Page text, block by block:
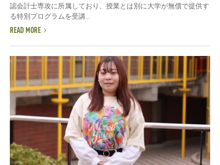
認会計士専攻に所属しており、授業とは別に大学が無償で提供す
る特別プログラムを受講...
READ MORE